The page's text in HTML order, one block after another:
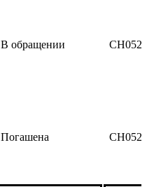
В обращении
Погашена